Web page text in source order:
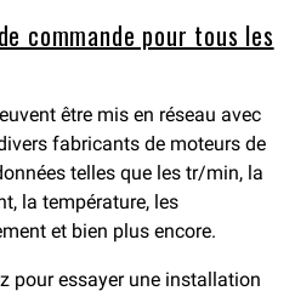
commande pour tous les
être mis en réseau avec
fabricants de moteurs de
telles que les tr/min, la
la température, les
et bien plus encore.
pour essayer une installation